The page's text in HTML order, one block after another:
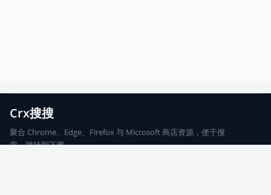
Crx搜搜
聚合 Chrome、Edge、Firefox 与 Microsoft 商店资源，便于搜
索、跳转和下载。